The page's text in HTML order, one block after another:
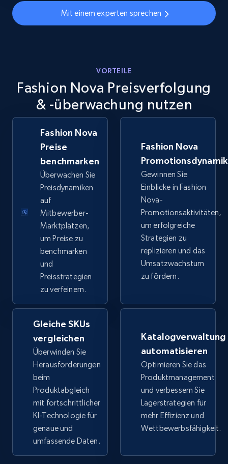
URL, Final price, Sku, Currency, Gtin,
Specifications, Image urls, Top reviews, and
more.
Walmart - products - Discover products by
using sku numbers
URL, Final price, Sku, Currency, Gtin,
Specifications, Image urls, Top reviews, and
Jetzt anfangen
TikTok Shop
URL, Title, Available, Description, Currency, Initial
price, Final price, Discount percent, and more.
5.4K+ 668+
TikTok Shop - category
URL, Title, Available, Description, Currency, Initial
price, Final price, Discount percent, and more.
5.4K+ 668+ Jetzt anfangen
TikTok Shop - Collect TikTok shop products
Mit einem experten sprechen
VORTEILE
Fashion Nova Preisverfolgung
& -überwachung nutzen
Fashion Nova
Preise
benchmarken
Überwachen Sie
Preisdynamiken
auf
Mitbewerber-
Marktplätzen,
um Preise zu
benchmarken
und
Preisstrategien
zu verfeinern.
Fashion Nova
Gewinnen Sie
Einblicke in Fashion
Nova-
Promotionsaktivitäten,
um erfolgreiche
Strategien zu
replizieren und das
Umsatzwachstum
zu fördern.
Gleiche SKUs
vergleichen
Überwinden Sie
Herausforderungen
beim
Produktabgleich
mit fortschrittlicher
KI-Technologie für
genaue und
umfassende Daten.
Katalogverwaltung
automatisieren
Optimieren Sie das
Produktmanagement
und verbessern Sie
Lagerstrategien für
mehr Effizienz und
Wettbewerbsfähigkeit.